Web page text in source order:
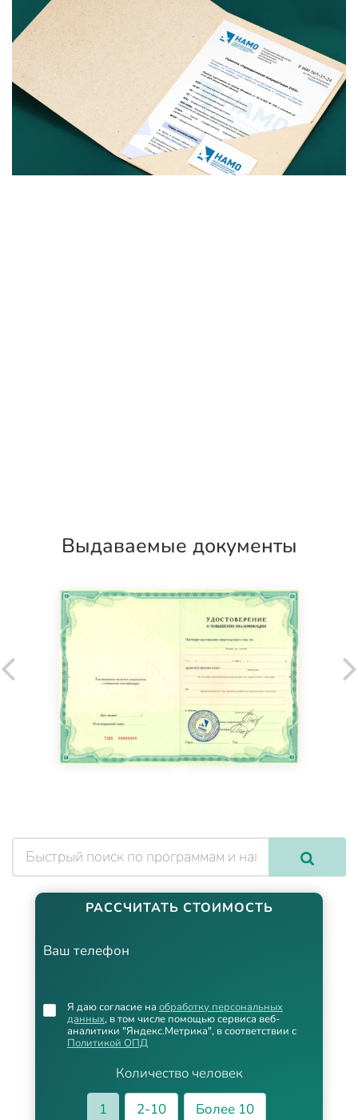
Выдаваемые документы
РАССЧИТАТЬ СТОИМОСТЬ
Ваш телефон
Количество человек
1
2-10
Более 10
Я даю согласие на обработку персональных
данных, в том числе помощью сервиса веб-
аналитики "Яндекс.Метрика", в соответствии с
Политикой ОПД